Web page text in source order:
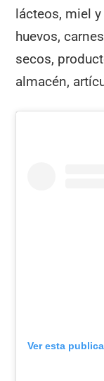
lácteos, miel
huevos,
secos,
almacén,
Ver esta